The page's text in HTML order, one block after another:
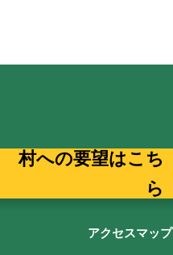
村への要望はこち
ら
アクセスマップ